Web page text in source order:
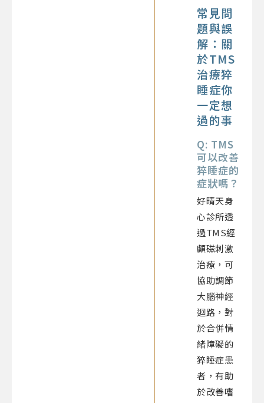
常見問
題與誤
解：關
於TMS
治療猝
睡症你
一定想
過的事
Q: TMS
可以改善
猝睡症的
症狀嗎？
好晴天身
心診所透
過TMS經
顱磁刺激
治療，可
協助調節
大腦神經
迴路，對
於合併情
緒障礙的
猝睡症患
者，有助
於改善嗜